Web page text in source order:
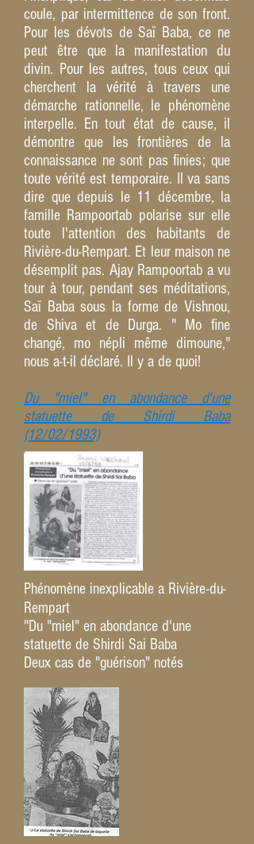
coule, par intermittence de son front.
Pour les dévots de Saï Baba, ce ne
peut être que la manifestation du
divin. Pour les autres, tous ceux qui
cherchent la vérité à travers une
démarche rationnelle, le phénomène
interpelle. En tout état de cause, il
démontre que les frontières de la
connaissance ne sont pas finies; que
toute vérité est temporaire. Il va sans
dire que depuis le 11 décembre, la
famille Rampoortab polarise sur elle
toute l'attention des habitants de
Rivière-du-Rempart. Et leur maison ne
désemplit pas. Ajay Rampoortab a vu
tour à tour, pendant ses méditations,
Saï Baba sous la forme de Vishnou,
de Shiva et de Durga. " Mo fine
changé, mo népli même dimoune,"
nous a-t-il déclaré. Il y a de quoi!
Du "miel" en abondance d'une
statuette de Shirdi Baba
(12/02/1993)
Phénomène inexplicable a Rivière-du-
Rempart
"Du "miel" en abondance d'une
statuette de Shirdi Sai Baba
Deux cas de "guérison" notés